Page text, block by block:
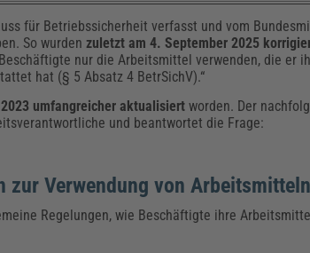
für Betriebssicherheit verfasst und vom
So wurden zuletzt am 4. September 2025
nur die Arbeitsmittel verwenden, die er
hat (§ 5 Absatz 4 BetrSichV).“
umfangreicher aktualisiert worden. Der
und beantwortet die Frage:
zur Verwendung von Arbeitsmitteln
Regelungen, wie Beschäftigte ihre